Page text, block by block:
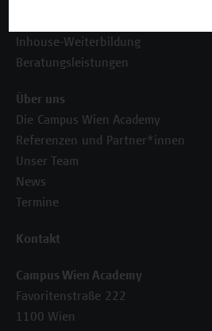
Inhouse-Weiterbildung
Beratungsleistungen
Über uns
Die Campus Wien Academy
Referenzen und Partner*innen
Unser Team
News
Termine
Kontakt
Campus Wien Academy
Favoritenstraße 222
1100 Wien